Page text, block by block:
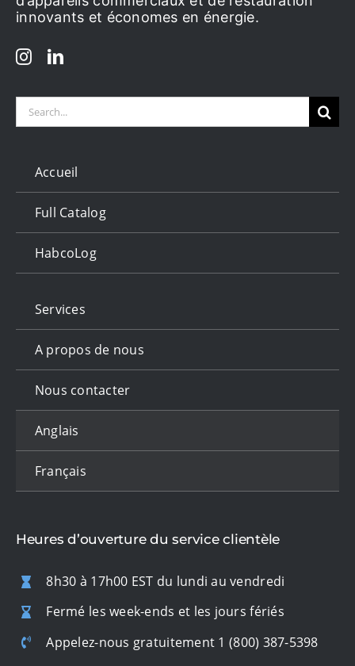
innovants et économes en énergie.
Search
Accueil
Full Catalog
HabcoLog
Services
A propos de nous
Nous contacter
Anglais
Français
Heures d’ouverture du service clientèle
8h30 à 17h00 EST du lundi au vendredi
Fermé les week-ends et les jours fériés
Appelez-nous gratuitement 1 (800) 387-5398